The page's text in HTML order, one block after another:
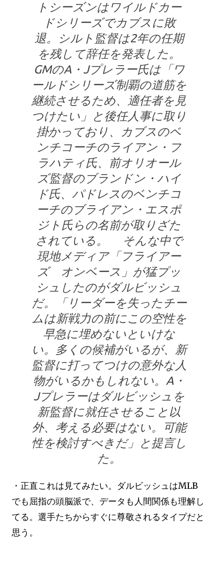
トシーズンはワイルドカー
ドシリーズでカブスに敗
退。シルト監督は2年の任期
を残して辞任を発表した。
GMのA・Jプレラー氏は「ワ
ールドシリーズ制覇の道筋を
継続させるため、適任者を見
つけたい」と後任人事に取り
掛かっており、カブスのベ
ンチコーチのライアン・フ
ラハティ氏、前オリオール
ズ監督のブランドン・ハイ
ド氏、パドレスのベンチコ
ーチのブライアン・エスポ
ジト氏らの名前が取りざた
されている。 そんな中で
現地メディア「フライアー
ズ オンベース」が猛プッ
シュしたのがダルビッシュ
だ。「リーダーを失ったチー
ムは新戦力の前にこの空性を
早急に埋めないといけな
い。多くの候補がいるが、新
監督に打ってつけの意外な人
物がいるかもしれない。A・
Jプレラーはダルビッシュを
新監督に就任させること以
外、考える必要はない。可能
性を検討すべきだ」と提言し
た。
・正直これは見てみたい。ダルビッシュはMLB
でも屈指の頭脳派で、データも人間関係も理解し
てる。選手たちからすぐに尊敬されるタイプだと
思う。